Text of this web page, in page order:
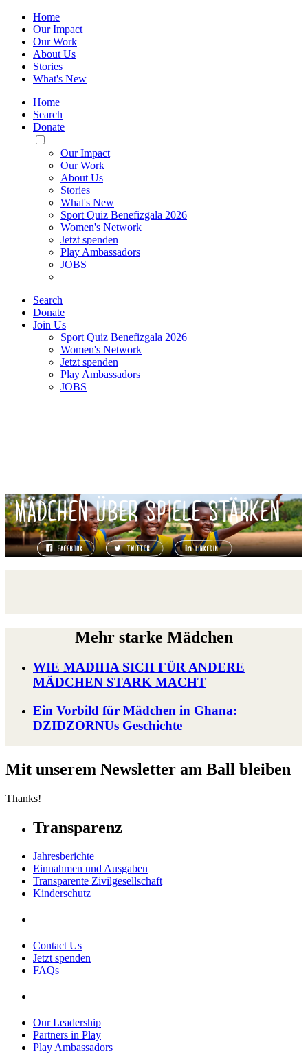
Home
Our Impact
Our Work
About Us
Stories
What's New
Home
Search
Donate
Toggle
Mobile
Menu
Our Impact
Our Work
About Us
Stories
What's New
Sport Quiz Benefizgala 2026
Women's Network
Jetzt spenden
Play Ambassadors
JOBS
Search
Donate
Join Us
Sport Quiz Benefizgala 2026
Women's Network
Jetzt spenden
Play Ambassadors
JOBS
MÄDCHEN ÜBER SPIELE STÄRKEN
Mehr starke Mädchen
WIE MADIHA SICH FÜR ANDERE
MÄDCHEN STARK MACHT
Ein Vorbild für Mädchen in Ghana:
DZIDZORNUs Geschichte
Mit unserem Newsletter am Ball bleiben
Thanks!
Transparenz
Jahresberichte
Einnahmen und Ausgaben
Transparente Zivilgesellschaft
Kinderschutz
Contact Us
Jetzt spenden
FAQs
Our Leadership
Partners in Play
Play Ambassadors